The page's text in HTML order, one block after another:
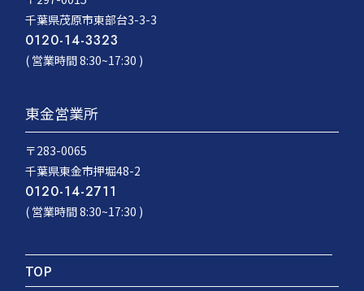
千葉県茂原市東部台3-3-3
0120-14-3323
( 営業時間 8:30~17:30 )
東金営業所
〒283-0065
千葉県東金市押堀48-2
0120-14-2711
( 営業時間 8:30~17:30 )
TOP